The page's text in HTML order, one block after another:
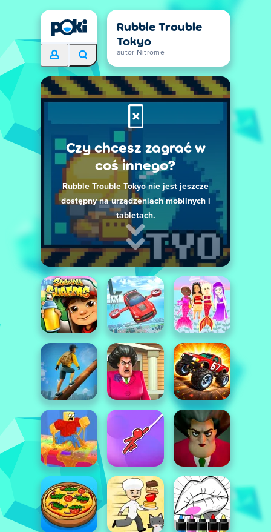
Rubble Trouble
Tokyo
autor Nitrome
Czy chcesz zagrać w
coś innego?
Rubble Trouble Tokyo nie jest jeszcze
dostępny na urządzeniach mobilnych i
tabletach.